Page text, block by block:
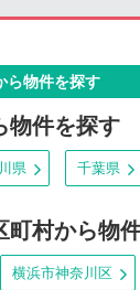
ら物件を探す
物件を探す
県 千葉県
町村から物
横浜市神奈川区